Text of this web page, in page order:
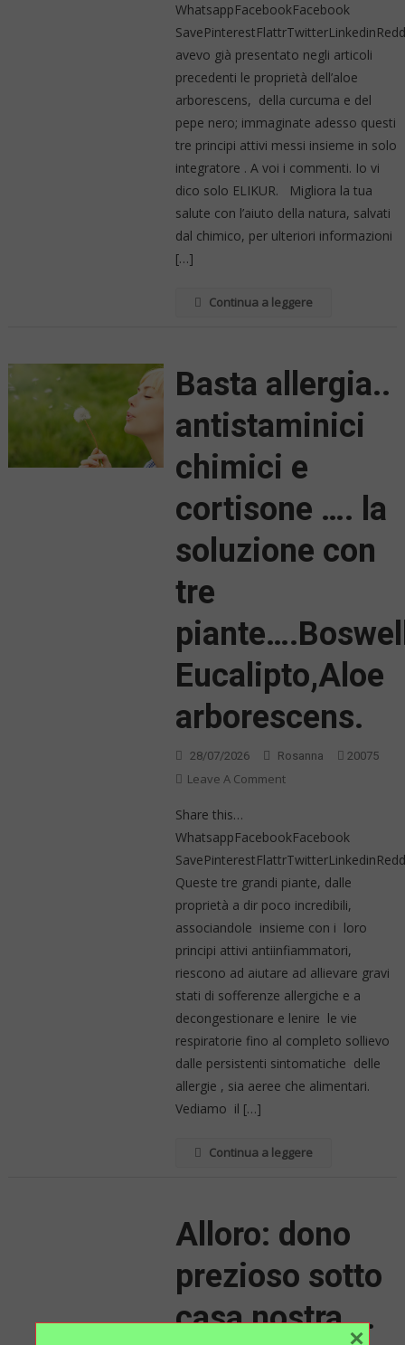
Primaria
Con
Elikur
WhatsappFacebookFacebook
avevo già presentato negli articoli
precedenti le proprietà dell’aloe
arborescens, della curcuma e del
pepe nero; immaginate adesso questi
tre principi attivi messi insieme in solo
integratore . A voi i commenti. Io vi
dico solo ELIKUR. Migliora la tua
salute con l’aiuto della natura, salvati
dal chimico, per ulteriori informazioni
[…]
Continua a leggere
Basta allergia..
antistaminici
chimici e
cortisone …. la
soluzione con
tre
Eucalipto,Aloe
arborescens.
28/07/2026 Rosanna 20075
Leave A CommentOn
Antistaminici
Chimici
E
Cortisone
….
La
Soluzione
Piante….Boswellia,
Eucalipto,Aloe
Arborescens.
Share this…
WhatsappFacebookFacebook
Queste tre grandi piante, dalle
proprietà a dir poco incredibili,
associandole insieme con i loro
principi attivi antiinfiammatori,
riescono ad aiutare ad allievare gravi
stati di sofferenze allergiche e a
decongestionare e lenire le vie
respiratorie fino al completo sollievo
dalle persistenti sintomatiche delle
allergie , sia aeree che alimentari.
Vediamo il […]
Continua a leggere
Alloro: dono
prezioso sotto
casa nostra….
×